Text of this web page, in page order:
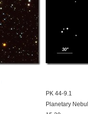
PK 44-9.1
Planetary